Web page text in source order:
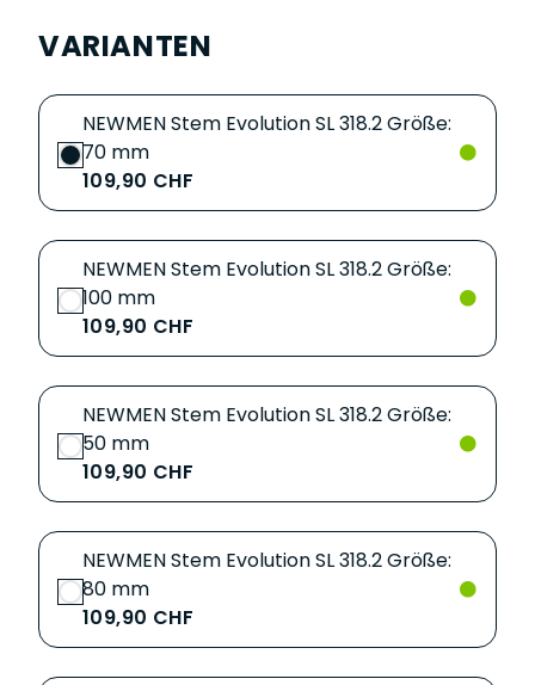
VARIANTEN
NEWMEN Stem Evolution SL 318.2 Größe:
70 mm
109,90 CHF
NEWMEN Stem Evolution SL 318.2 Größe:
100 mm
109,90 CHF
NEWMEN Stem Evolution SL 318.2 Größe:
50 mm
109,90 CHF
NEWMEN Stem Evolution SL 318.2 Größe:
80 mm
109,90 CHF